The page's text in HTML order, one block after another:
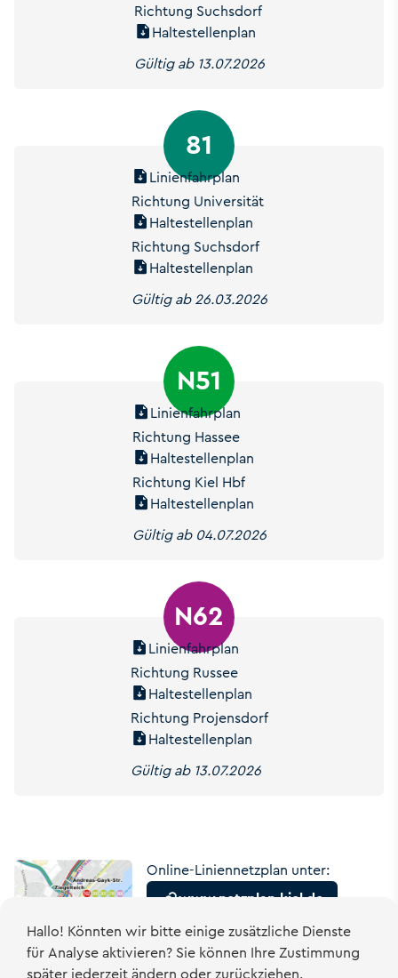
Richtung Suchsdorf
Haltestellenplan
Gültig ab 13.07.2026
81
Linienfahrplan
Richtung Universität
Haltestellenplan
Richtung Suchsdorf
Haltestellenplan
Gültig ab 26.03.2026
N51
Linienfahrplan
Richtung Hassee
Haltestellenplan
Richtung Kiel Hbf
Haltestellenplan
Gültig ab 04.07.2026
N62
Linienfahrplan
Richtung Russee
Haltestellenplan
Richtung Projensdorf
Haltestellenplan
Gültig ab 13.07.2026
Online-Liniennetzplan unter:
www.netzplan-kiel.de
Hallo! Könnten wir bitte einige zusätzliche Dienste
fürAnalyseaktivieren? Sie können Ihre Zustimmung